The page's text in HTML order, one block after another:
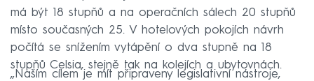
má být 18 stupňů a na operačních sálech 20 stupňů
místo současných 25. V hotelových pokojích návrh
počítá se snížením vytápění o dva stupně na 18
stupňů Celsia, stejně tak na kolejích a ubytovnách.
„Naším cílem je mít připraveny legislativní nástroje,